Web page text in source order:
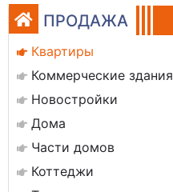
ПРОДАЖА
Квартиры
Коммерческие здания
Новостройки
Дома
Части домов
Коттеджи